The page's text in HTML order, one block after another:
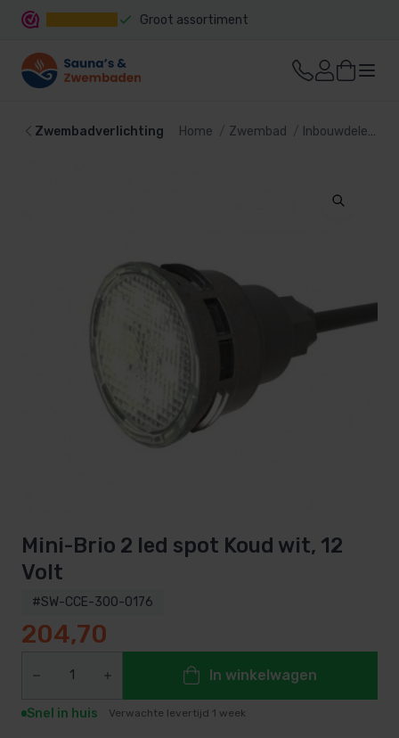
Groot assortiment
Zwembadverlichting Home Zwembad Inbouwdelen
Mini-Brio 2 led spot Koud wit, 12
Volt
#SW-CCE-300-0176
204,70
In winkelwagen
Snel in huis Verwachte levertijd 1 week